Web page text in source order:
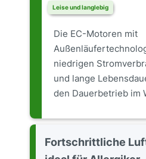
Leise und langlebig
Die EC-Motoren mit
niedrigen
und lange
den Dauerbetrieb im
Fortschrittliche